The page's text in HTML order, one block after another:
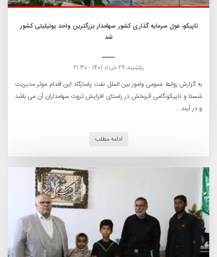
تاپیکو، غول سرمایه گذاری کشور سهامدار بزرگترین واحد یوتیلیتی کشور
شد
یکشنبه، 29 خرداد 1401 - 21:30
به گزارش روابط عمومی وامور بین الملل نفت پاسارگاد این اقدام موثر مدیریت
شستا و تاپیکو،گامی اثربخش در راستای افزایش ثروت سهامداران آن می باشد
و در آیند...
ادامه مطلب